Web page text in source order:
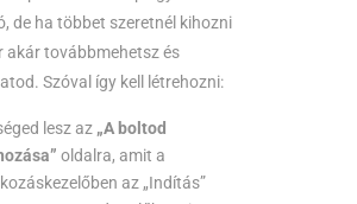
de ha többet szeretnél kihozni
akár továbbmehetsz és
Szóval így kell létrehozni:
lesz az „A boltod
oldalra, amit a
az „Indítás”